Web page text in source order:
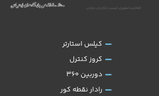
کیلس استارتر
کروز کنترل
دوربین 360
رادار نقطه کور